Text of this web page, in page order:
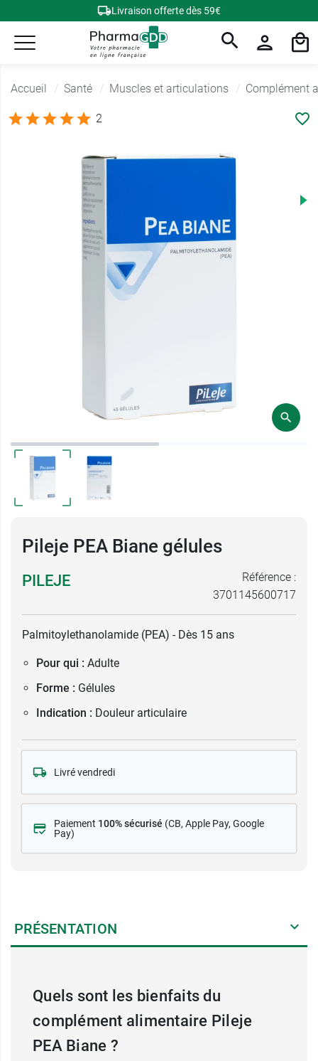
Livraison offerte dès 59€
Accueil Santé Muscles et articulations Complément
2
Pileje PEA Biane gélules
PILEJE
Référence :
3701145600717
Palmitoylethanolamide (PEA) - Dès 15 ans
Pour qui : Adulte
Forme : Gélules
Indication : Douleur articulaire
Livré vendredi
Paiement 100% sécurisé (CB, Apple Pay, Google
Pay)
PRÉSENTATION
Quels sont les bienfaits du
complément alimentaire Pileje
PEA Biane ?